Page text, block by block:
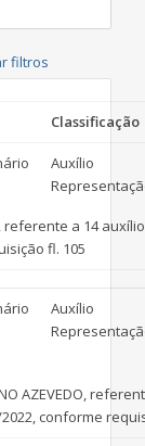
Classificação
Auxílio
referente a 14
fl. 105
Auxílio
AZEVEDO,
conforme